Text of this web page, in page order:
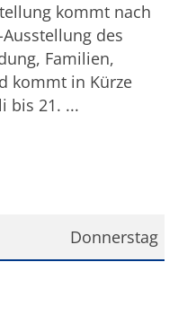
kommt nach
des
Familien,
kommt in Kürze
bis 21. ...
Donnerstag